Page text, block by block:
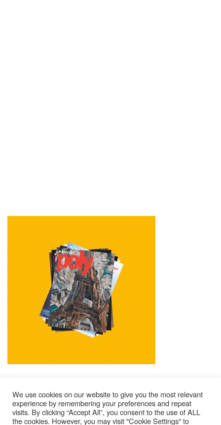
Impressum Kontakt
Alle Ausgaben Lesen
We use cookies on our website to give you the most relevant
experience by remembering your preferences and repeat
visits. By clicking “Accept All”, you consent to the use of ALL
the cookies. However, you may visit "Cookie Settings" to